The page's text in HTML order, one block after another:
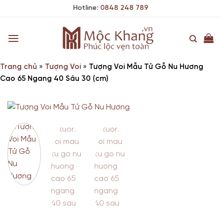
Hotline: 0848 248 789
Trang chủ » Tượng Voi » Tượng Voi Mẫu Tử Gỗ Nu Hương
Cao 65 Ngang 40 Sâu 30 (cm)